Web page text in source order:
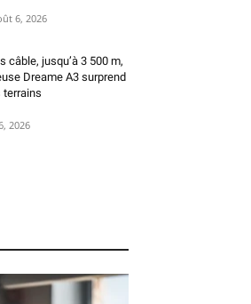
6, 2026
câble, jusqu’à 3 500 m,
Dreame A3 surprend
terrains
2026